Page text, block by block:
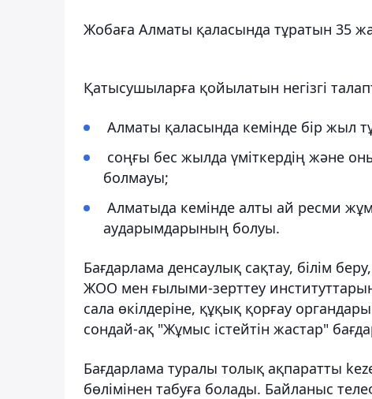
Жобаға Алматы қаласында тұратын 35
Қатысушыларға қойылатын негізгі
Алматы қаласында кемінде бір жыл
соңғы бес жылда үміткердің және
болмауы;
Алматыда кемінде алты ай ресми
аударымдарының болуы.
Бағдарлама денсаулық сақтау, білім
ЖОО мен ғылыми-зерттеу
сала өкілдеріне, құқық қорғау
сондай-ақ "Жұмыс істейтін жастар"
Бағдарлама туралы толық ақпаратты
бөлімінен табуға болады. Байланыс